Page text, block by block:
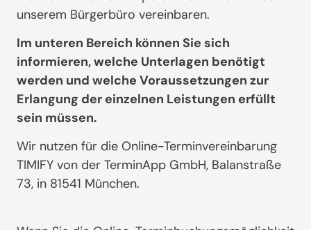
unserem Bürgerbüro vereinbaren.
Im unteren Bereich können Sie sich
informieren, welche Unterlagen benötigt
werden und welche Voraussetzungen zur
Erlangung der einzelnen Leistungen erfüllt
sein müssen.
Wir nutzen für die Online-Terminvereinbarung
TIMIFY von der TerminApp GmbH, Balanstraße
73, in 81541 München.